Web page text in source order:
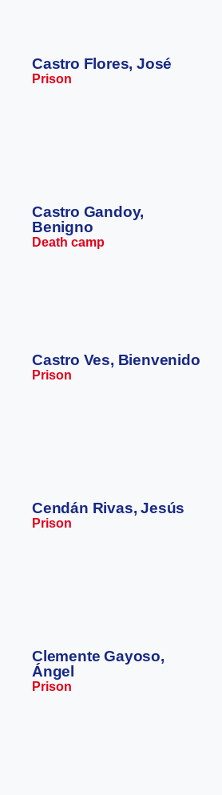
Castro Flores, José
Prison
Castro Gandoy,
Benigno
Death camp
Castro Ves, Bienvenido
Prison
Cendán Rivas, Jesús
Prison
Clemente Gayoso,
Ángel
Prison